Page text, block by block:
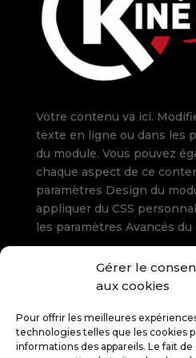
Gérer le
aux cookies
Pour offrir les meilleures
technologies telles que les cookies
informations des appareils. Le fait
Votre contenu va ici.
texte en ligne ou dans les
du module. Vous pouvez
chaque aspect de ce
paramètres Design du
appliquer du CSS
les paramètres Avancés du
Rue du Pont
5660 Frasnes
Tél.+32 60
Lundi au jeudi